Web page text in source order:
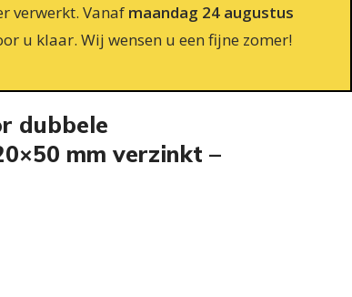
verwerkt. Vanaf maandag 24 augustus
u klaar. Wij wensen u een fijne zomer!
dubbele
mm verzinkt –